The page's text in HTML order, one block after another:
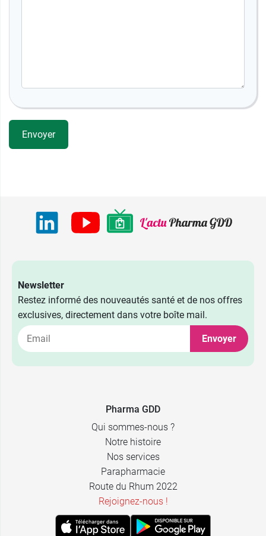
Envoyer
Newsletter
Restez informé des nouveautés santé et de nos offres
exclusives, directement dans votre boîte mail.
Envoyer
Pharma GDD
Qui sommes-nous ?
Notre histoire
Nos services
Parapharmacie
Route du Rhum 2022
Rejoignez-nous !